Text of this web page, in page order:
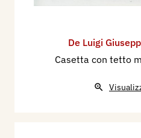
De Luigi
Casetta con tetto